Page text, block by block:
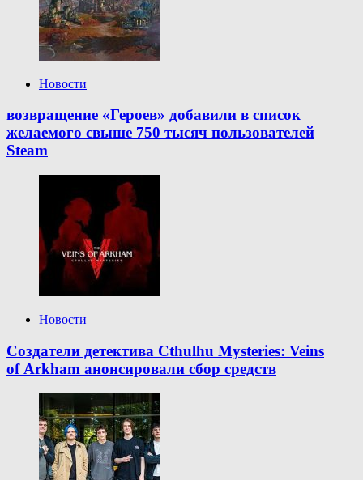
Новости
возвращение «Героев» добавили в список
желаемого свыше 750 тысяч пользователей
Steam
Новости
Создатели детектива Cthulhu Mysteries: Veins
of Arkham анонсировали сбор средств